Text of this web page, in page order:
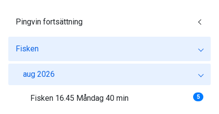
Pingvin fortsättning
Fisken
aug 2026
Fisken 16.45 Måndag 40 min 5